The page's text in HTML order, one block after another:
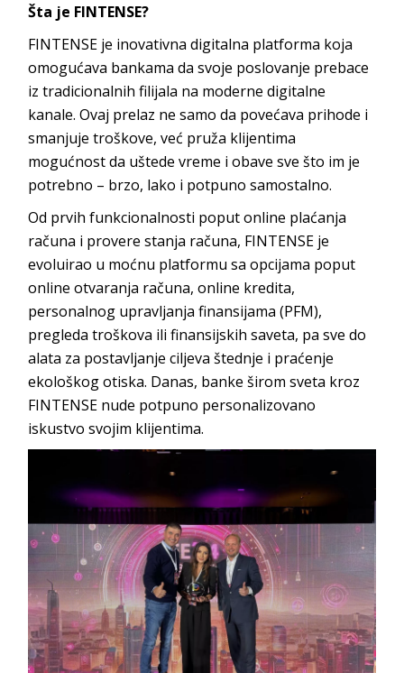
Šta je FINTENSE?
FINTENSE je inovativna digitalna platforma koja
omogućava bankama da svoje poslovanje prebace
iz tradicionalnih filijala na moderne digitalne
kanale. Ovaj prelaz ne samo da povećava prihode i
smanjuje troškove, već pruža klijentima
mogućnost da uštede vreme i obave sve što im je
potrebno – brzo, lako i potpuno samostalno.
Od prvih funkcionalnosti poput online plaćanja
računa i provere stanja računa, FINTENSE je
evoluirao u moćnu platformu sa opcijama poput
online otvaranja računa, online kredita,
personalnog upravljanja finansijama (PFM),
pregleda troškova ili finansijskih saveta, pa sve do
alata za postavljanje ciljeva štednje i praćenje
ekološkog otiska. Danas, banke širom sveta kroz
FINTENSE nude potpuno personalizovano
iskustvo svojim klijentima.